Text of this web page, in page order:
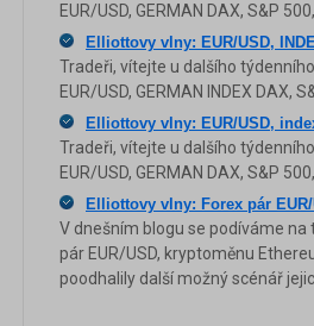
EUR/USD, GERMAN DAX, S&P
Elliottovy vlny: EUR/USD,
Tradeři, vítejte u dalšího
EUR/USD, GERMAN INDEX DAX,
Elliottovy vlny: EUR/USD,
Tradeři, vítejte u dalšího
EUR/USD, GERMAN DAX, S&P
Elliottovy vlny: Forex pár
V dnešním blogu se podíváme
pár EUR/USD, kryptoměnu
poodhalily další možný scénář